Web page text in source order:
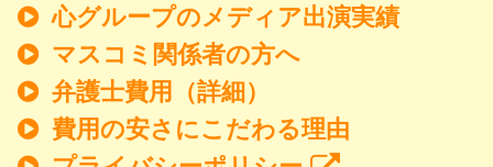
心グループのメディア出演実績
マスコミ関係者の方へ
弁護士費用（詳細）
費用の安さにこだわる理由